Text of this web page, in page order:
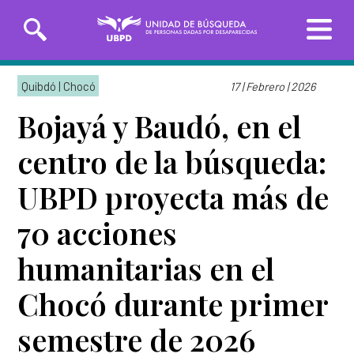
Saltar
contenido
Solicitudes de búsqueda
Entrega de información
01 8000-162
226
(+57)
3162783918
INICIO
SOBRE LA UBPD
Misión y visión
Directora general
Organigrama y directorio
Glosario de la búsqueda
TRANSPARENCIA
SERVICIO AL CIUDADANO
Sedes de la Unidad de Búsqueda
PARTICIPA
Quibdó | Chocó 17 | Febrero | 2026
Bojayá y Baudó, en el
centro de la búsqueda:
UBPD proyecta más de
70 acciones
humanitarias en el
Chocó durante primer
semestre de 2026